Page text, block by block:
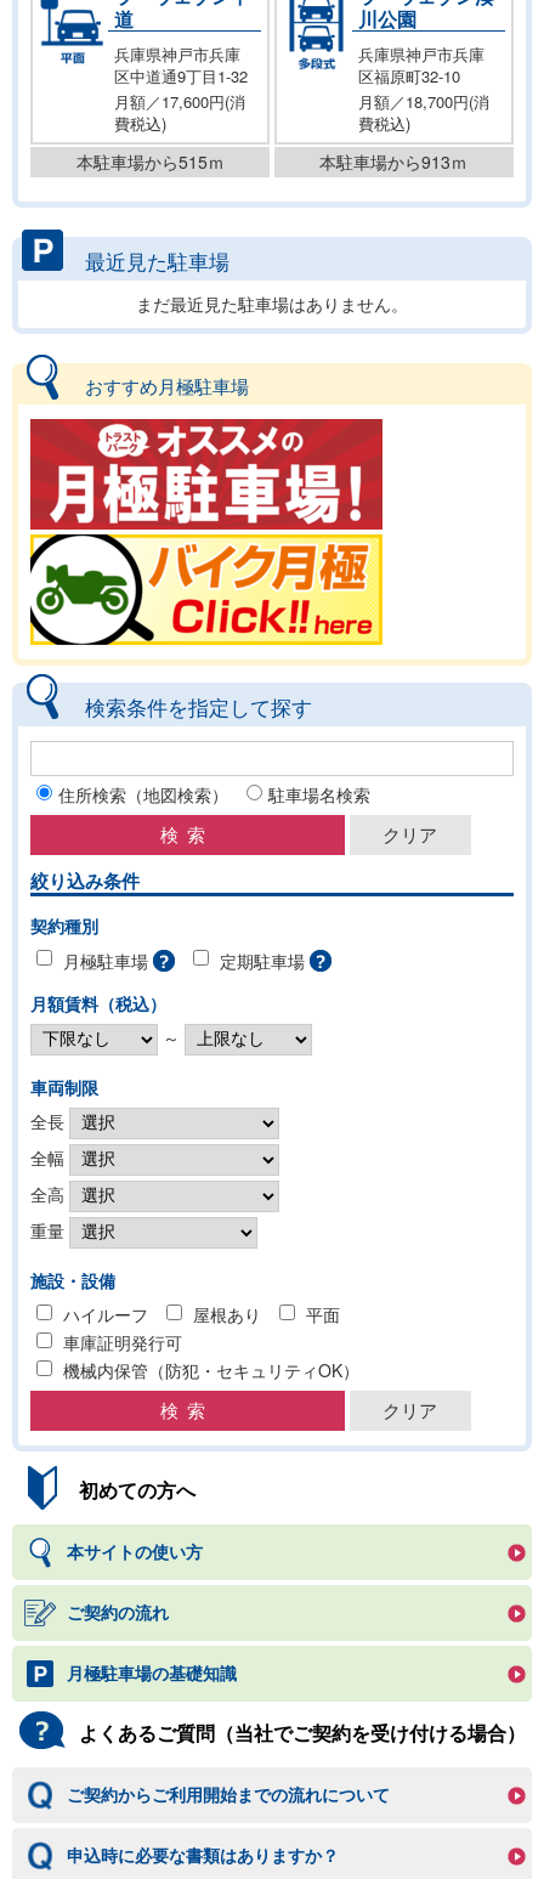
道
兵庫県神戸市兵庫
区中道通9丁目1-32
月額／17,600円(消
費税込)
本駐車場から515ｍ
川公園
兵庫県神戸市兵庫
区福原町32-10
月額／18,700円(消
費税込)
本駐車場から913ｍ
最近見た駐車場
まだ最近見た駐車場はありません。
おすすめ月極駐車場
検索条件を指定して探す
住所検索（地図検索） 駐車場名検索
絞り込み条件
契約種別
月極駐車場
定期駐車場
月額賃料（税込）
～
車両制限
全長
全幅
全高
重量
施設・設備
ハイルーフ
屋根あり
平面
車庫証明発行可
機械内保管（防犯・セキュリティOK）
初めての方へ
本サイトの使い方
ご契約の流れ
月極駐車場の基礎知識
よくあるご質問（当社でご契約を受け付ける場合）
ご契約からご利用開始までの流れについて
申込時に必要な書類はありますか？